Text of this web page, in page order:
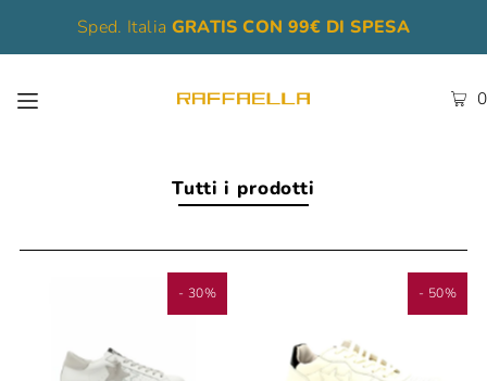
Sped. Italia GRATIS CON 99€ DI SPESA
0
Tutti i prodotti
- 30% - 50%